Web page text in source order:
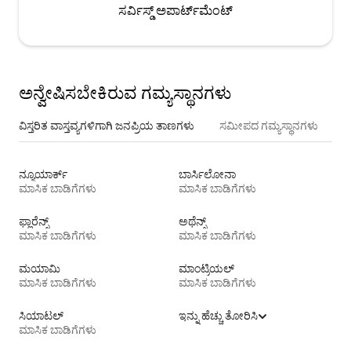
ಸರ್ವಿಸ್ಡ್ ಅಪಾರ್ಟ್‌ಮೆಂಟ್
ಅನ್ವೇಷಿಸಬೇಕಿರುವ ಗಮ್ಯಸ್ಥಾನಗಳು
ವಿಸ್ತರಿತ ವಾಸ್ತವ್ಯಗಳಿಗಾಗಿ ಜನಪ್ರಿಯ ತಾಣಗಳು ಸಮೀಪದ ಗಮ್ಯಸ್ಥಾನಗಳು
ನ್ಯೂಯಾರ್ಕ್
ಮಾಸಿಕ ಬಾಡಿಗೆಗಳು
ಬಾರ್ಸಿಲೋನಾ
ಮಾಸಿಕ ಬಾಡಿಗೆಗಳು
ಫ್ಲಾರೆನ್ಸ್
ಮಾಸಿಕ ಬಾಡಿಗೆಗಳು
ಅಥೆನ್ಸ್
ಮಾಸಿಕ ಬಾಡಿಗೆಗಳು
ಮಯಾಮಿ
ಮಾಸಿಕ ಬಾಡಿಗೆಗಳು
ಮಾಂಟ್ರಿಯಲ್
ಮಾಸಿಕ ಬಾಡಿಗೆಗಳು
ಸಿಯಾಟಲ್
ಮಾಸಿಕ ಬಾಡಿಗೆಗಳು
ಇನ್ನು ಹೆಚ್ಚು ತೋರಿಸಿ